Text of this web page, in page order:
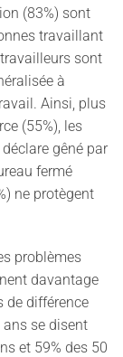
(83%) sont
travaillant
sont
à
Ainsi, plus
(55%), les
gêné par
fermé
ne protègent
problèmes
davantage
de différence
ans se disent
et 59% des 50